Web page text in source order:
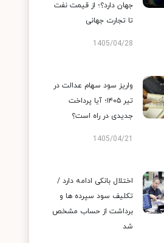
جهان دارد؟؛ از قیمت نفت
تا تجارت جهانی
1405/04/28
واریز سود سهام عدالت در
تیر ۱۴۰۵؛ آیا پرداخت
جدیدی در راه است؟
1405/04/21
اختلال بانکی ادامه دارد /
تکلیف سود سپرده ها و
برداشت از حساب مشخص
شد